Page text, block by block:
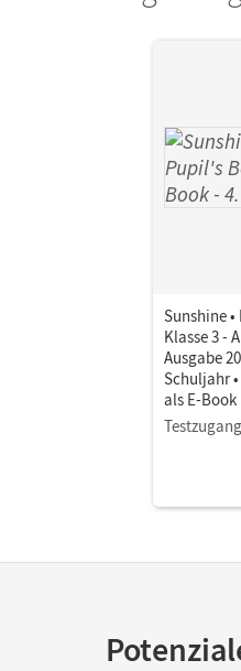
Sunshine
Klasse 3 -
Ausgabe
Schuljahr
als E-Book
Testzugang